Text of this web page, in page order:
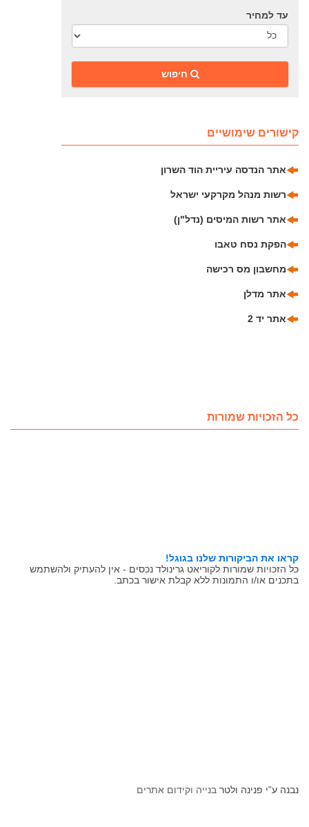
עד למחיר
‎חיפוש
קישורים שימושיים
אתר הנדסה עיריית הוד השרון
רשות מנהל מקרקעי ישראל
אתר רשות המיסים (נדל"ן)
הפקת נסח טאבו
מחשבון מס רכישה
אתר מדלן
אתר יד 2
כל הזכויות שמורות
קראו את הביקורות שלנו בגוגל!
כל הזכויות שמורות לקוריאט גרינולד נכסים - אין להעתיק ולהשתמש
בתכנים או/ו התמונות ללא קבלת אישור בכתב.
נבנה ע”י פנינה ולטר בנייה וקידום אתרים